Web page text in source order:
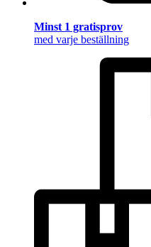
Minst 1 gratisprov
med varje beställning